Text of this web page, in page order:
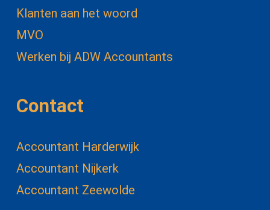
Klanten aan het woord
MVO
Werken bij ADW Accountants
Contact
Accountant Harderwijk
Accountant Nijkerk
Accountant Zeewolde